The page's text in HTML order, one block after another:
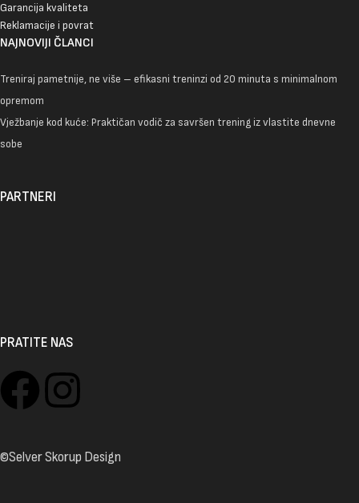
Garancija kvaliteta
Reklamacije i povrat
NAJNOVIJI ČLANCI
Treniraj pametnije, ne više – efikasni treninzi od 20 minuta s minimalnom
opremom
Vježbanje kod kuće: Praktičan vodič za savršen trening iz vlastite dnevne
sobe
PARTNERI
PRATITE NAS
©Selver Skorup Design